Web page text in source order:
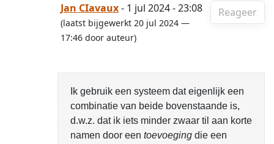
Reageer
Jan CIavaux- 1 jul 2024 - 23:08
(laatst bijgewerkt 20 jul 2024 —
17:46 door auteur)
Ik gebruik een systeem dat eigenlijk een
combinatie van beide bovenstaande is,
d.w.z. dat ik iets minder zwaar til aan korte
namen door een toevoeging die een